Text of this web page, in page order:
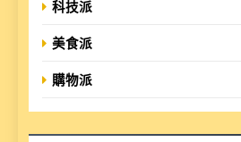
科技派
美食派
購物派